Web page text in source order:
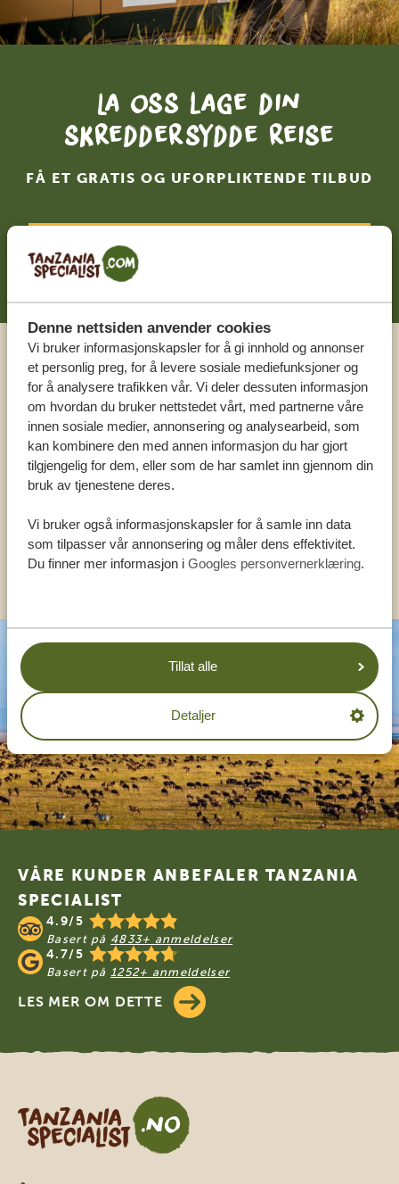
Denne nettsiden anvender cookies
Vi bruker informasjonskapsler for å gi innhold og annonser
et personlig preg, for å levere sosiale mediefunksjoner og
for å analysere trafikken vår. Vi deler dessuten informasjon
om hvordan du bruker nettstedet vårt, med partnerne våre
innen sosiale medier, annonsering og analysearbeid, som
kan kombinere den med annen informasjon du har gjort
tilgjengelig for dem, eller som de har samlet inn gjennom din
bruk av tjenestene deres.
Vi bruker også informasjonskapsler for å samle inn data
som tilpasser vår annonsering og måler dens effektivitet.
Du finner mer informasjon i Googles personvernerklæring.
Tillat alle
Detaljer
La oss lage din
skreddersydde reise
FÅ ET GRATIS OG UFORPLIKTENDE TILBUD
BEGYNN Å PLANLEGGE DRØMMEREISEN
Ring en ekspert
VÅRE SPESIALISTER ER HER FOR Å HJELPE
DEG
ANDRE LAND
Footer
VÅRE KUNDER ANBEFALER TANZANIA
SPECIALIST
4.9/5
Basert på 4833+ anmeldelser
4.7/5
Basert på 1252+ anmeldelser
LES MER OM DETTE
Tanzania Specialist